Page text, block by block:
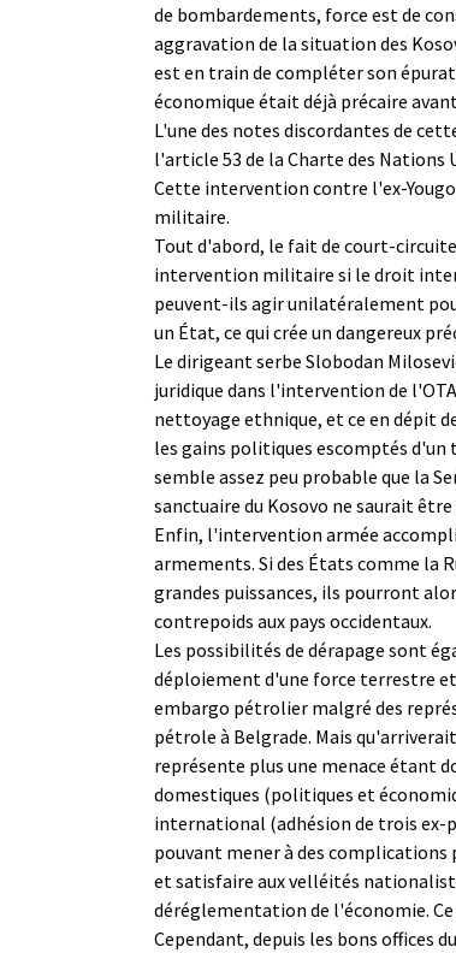
de bombardements, force est de
aggravation de la situation des
est en train de compléter son
économique était déjà précaire
L'une des notes discordantes de
l'article 53 de la Charte des
Cette intervention contre l'ex-
militaire.
Tout d'abord, le fait de court-
intervention militaire si le droit
peuvent-ils agir unilatéralement
un État, ce qui crée un dangereux
Le dirigeant serbe Slobodan
juridique dans l'intervention de
nettoyage ethnique, et ce en dépit
les gains politiques escomptés
semble assez peu probable que la
sanctuaire du Kosovo ne saurait
Enfin, l'intervention armée
armements. Si des États comme la
grandes puissances, ils pourront
contrepoids aux pays occidentaux.
Les possibilités de dérapage sont
déploiement d'une force terrestre
embargo pétrolier malgré des
pétrole à Belgrade. Mais
représente plus une menace étant
domestiques (politiques et
international (adhésion de trois ex-
pouvant mener à des
et satisfaire aux velléités
déréglementation de l'économie.
Cependant, depuis les bons offices